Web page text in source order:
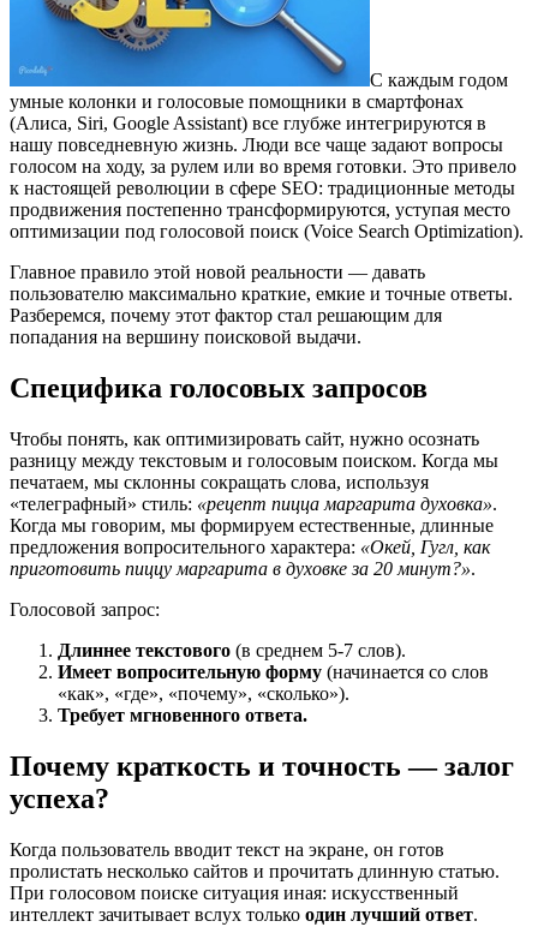
С каждым годом
умные колонки и голосовые помощники в смартфонах
(Алиса, Siri, Google Assistant) все глубже интегрируются в
нашу повседневную жизнь. Люди все чаще задают вопросы
голосом на ходу, за рулем или во время готовки. Это привело
к настоящей революции в сфере SEO: традиционные методы
продвижения постепенно трансформируются, уступая место
оптимизации под голосовой поиск (Voice Search Optimization).
Главное правило этой новой реальности — давать
пользователю максимально краткие, емкие и точные ответы.
Разберемся, почему этот фактор стал решающим для
попадания на вершину поисковой выдачи.
Специфика голосовых запросов
Чтобы понять, как оптимизировать сайт, нужно осознать
разницу между текстовым и голосовым поиском. Когда мы
печатаем, мы склонны сокращать слова, используя
«телеграфный» стиль: «рецепт пицца маргарита духовка».
Когда мы говорим, мы формируем естественные, длинные
предложения вопросительного характера: «Окей, Гугл, как
приготовить пиццу маргарита в духовке за 20 минут?».
Голосовой запрос:
Длиннее текстового (в среднем 5-7 слов).
Имеет вопросительную форму (начинается со слов
«как», «где», «почему», «сколько»).
Требует мгновенного ответа.
Почему краткость и точность — залог
успеха?
Когда пользователь вводит текст на экране, он готов
пролистать несколько сайтов и прочитать длинную статью.
При голосовом поиске ситуация иная: искусственный
интеллект зачитывает вслух только один лучший ответ.